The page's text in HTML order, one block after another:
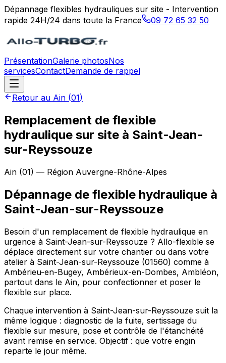
Dépannage flexibles hydrauliques sur site - Intervention
rapide 24H/24 dans toute la France
09 72 65 32 50
PrésentationGalerie photosNos
servicesContactDemande de rappel
Retour au Ain (01)
Remplacement de flexible
hydraulique sur site à Saint-Jean-
sur-Reyssouze
Ain (01) — Région Auvergne-Rhône-Alpes
Dépannage de flexible hydraulique à
Saint-Jean-sur-Reyssouze
Besoin d'un remplacement de flexible hydraulique en
urgence à Saint-Jean-sur-Reyssouze ? Allo-flexible se
déplace directement sur votre chantier ou dans votre
atelier à Saint-Jean-sur-Reyssouze (01560) comme à
Ambérieu-en-Bugey, Ambérieux-en-Dombes, Ambléon,
partout dans le Ain, pour confectionner et poser le
flexible sur place.
Chaque intervention à Saint-Jean-sur-Reyssouze suit la
même logique : diagnostic de la fuite, sertissage du
flexible sur mesure, pose et contrôle de l'étanchéité
avant remise en service. Objectif : que votre engin
reparte le jour même.